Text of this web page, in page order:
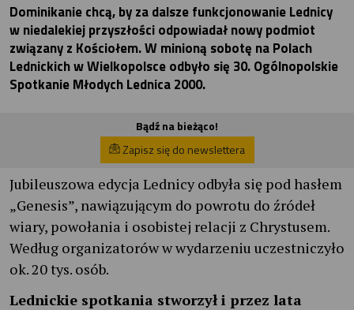
Dominikanie chcą, by za dalsze funkcjonowanie Lednicy
w niedalekiej przyszłości odpowiadał nowy podmiot
związany z Kościołem. W minioną sobotę na Polach
Lednickich w Wielkopolsce odbyło się 30. Ogólnopolskie
Spotkanie Młodych Lednica 2000.
Bądź na bieżąco!
Zapisz się do newslettera
Jubileuszowa edycja Lednicy odbyła się pod hasłem
„Genesis”, nawiązującym do powrotu do źródeł
wiary, powołania i osobistej relacji z Chrystusem.
Według organizatorów w wydarzeniu uczestniczyło
ok. 20 tys. osób.
Lednickie spotkania stworzył i przez lata